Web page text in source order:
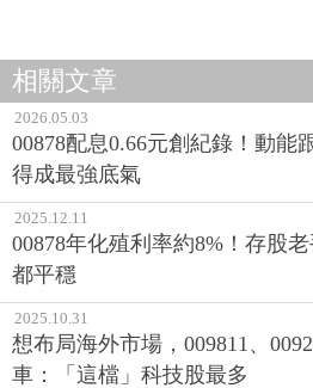
相關文章
2026.05.03
00878配息0.66元創紀錄！動能
得成最強底氣
2025.12.11
00878年化殖利率約8%！存股
都平穩
2025.10.31
想布局海外市場，009811、
車：「這檔」科技股最多